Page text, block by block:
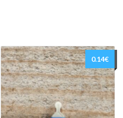
0.14€